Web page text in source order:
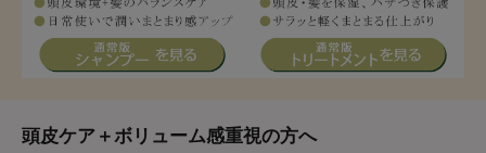
頭皮ケア＋ボリューム感重視の方へ